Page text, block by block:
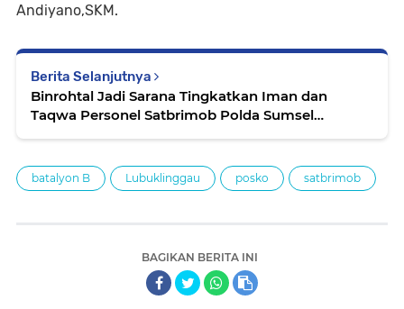
Andiyano,SKM.
Berita Selanjutnya
Binrohtal Jadi Sarana Tingkatkan Iman dan
Taqwa Personel Satbrimob Polda Sumsel
batalyon B Lubuklinggau posko satbrimob
BAGIKAN BERITA INI